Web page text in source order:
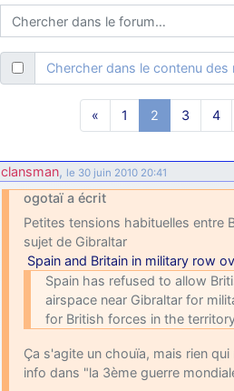
bien sûr que oui !
je suis un avion@,._,+: Bonjour je
moi et quelques avions n'ont pas les
ouakamois: Bonjourà toutes et à
quelques images du Pays Basque vous
: Je me rattraperai à la Ferté
fox_50: Bonjour, certains parmis vous
meeting de Lann Bihoué de 2026 ?
cachée dans les pins: Coucou et
au site!
jericho: Bonne année et tous mes
little boy: je vous souhaite un bon
jericho
: Merci D9pouces, à mon tour
et de bonnes fêtes de fin d'année.
Chercher dans le contenu des
« 1 2 3 4
clansman, le 30 juin 2010 20:41
ogotaï a écrit
Petites tensions habituelles entre
sujet de Gibraltar
Spain and Britain in military row
Spain has refused to allow
airspace near Gibraltar for
for British forces in the
Ça s'agite un chouïa, mais rien
info dans "la 3ème guerre